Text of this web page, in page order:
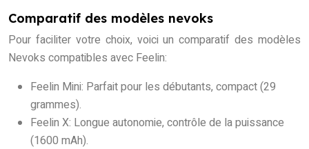
Comparatif des modèles nevoks
Pour faciliter votre choix, voici un comparatif des modèles
Nevoks compatibles avec Feelin:
Feelin Mini: Parfait pour les débutants, compact (29
grammes).
Feelin X: Longue autonomie, contrôle de la puissance
(1600 mAh).